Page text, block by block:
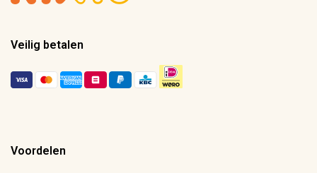
Veilig betalen
Voordelen